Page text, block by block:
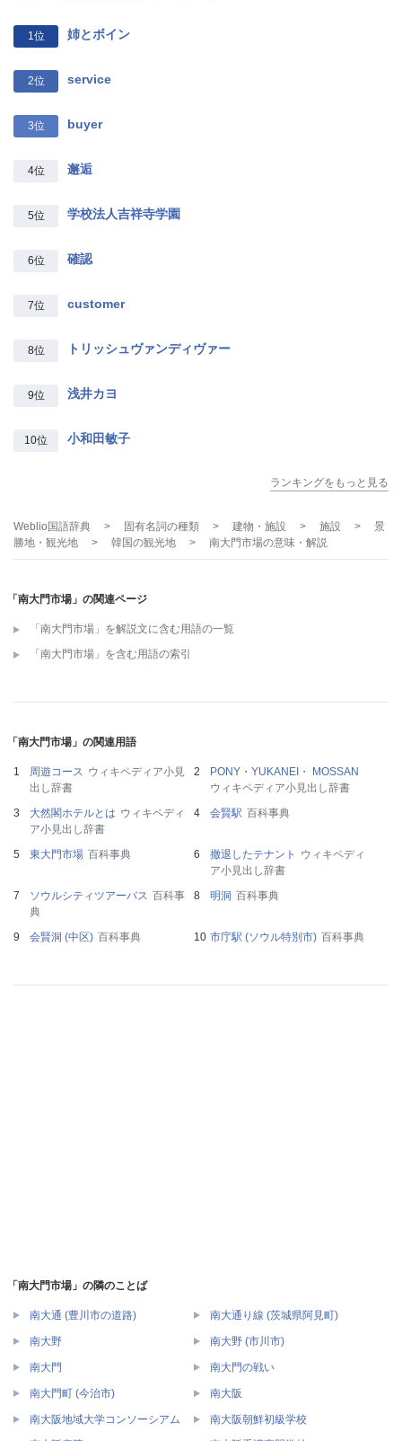
1位 姉とボイン
2位 service
3位 buyer
4位 邂逅
5位 学校法人吉祥寺学園
6位 確認
7位 customer
8位 トリッシュヴァンディヴァー
9位 浅井カヨ
10位 小和田敏子
ランキングをもっと見る
Weblio国語辞典 > 固有名詞の種類 > 建物・施設 > 施設 >
景
勝地・観光地
> 韓国の観光地 > 南大門市場の意味・解説
「南大門市場」の関連ページ
「南大門市場」を解説文に含む用語の一覧
「南大門市場」を含む用語の索引
「南大門市場」の関連用語
周遊コース ウィキペディア小見
出し辞書
PONY・YUKANEI・ MOSSAN
ウィキペディア小見出し辞書
大然閣ホテルとは ウィキペディ
ア小見出し辞書
会賢駅 百科事典
東大門市場 百科事典 撤退したテナント
ウィキペディ
ア小見出し辞書
ソウルシティツアーバス 百科事
典
明洞 百科事典
会賢洞 (中区) 百科事典 市庁駅 (ソウル特別市) 百科事典
「南大門市場」の隣のことば
南大通 (豊川市の道路) 南大通り線 (茨城県阿見町)
南大野 南大野 (市川市)
南大門 南大門の戦い
南大門町 (今治市) 南大阪
南大阪地域大学コンソーシアム 南大阪朝鮮初級学校